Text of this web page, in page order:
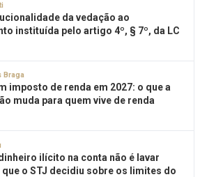
da vedação ao
instituída pelo artigo 4º, § 7º, da LC
Braga
imposto de renda em 2027: o que a
muda para quem vive de renda
ilícito na conta não é lavar
o STJ decidiu sobre os limites do